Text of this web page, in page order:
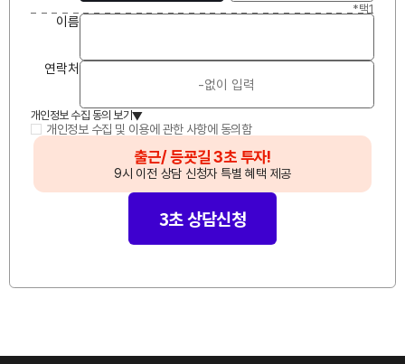
*택1
이름
연락처
개인정보 수집 동의 보기▲
개인정보 수집 및 이용에 관한 사항에 동의함
🔥출근/ 등굣길 3초 투자!
9시 이전 상담 신청자 특별 혜택 제공
3초 상담신청